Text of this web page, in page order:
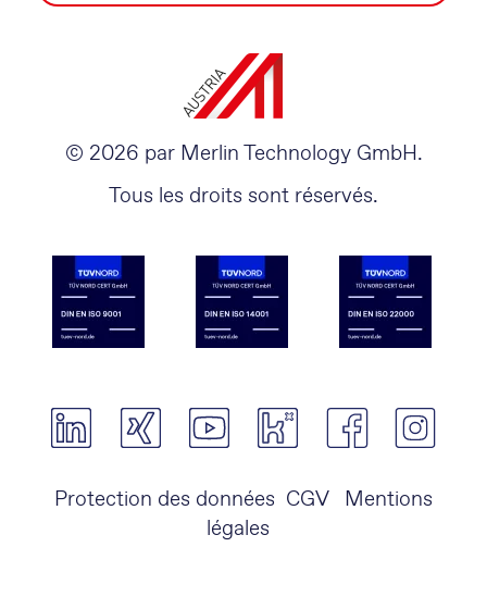
© 2026 par Merlin Technology GmbH.
Tous les droits sont réservés.
Protection des données CGV
Mentions
légales